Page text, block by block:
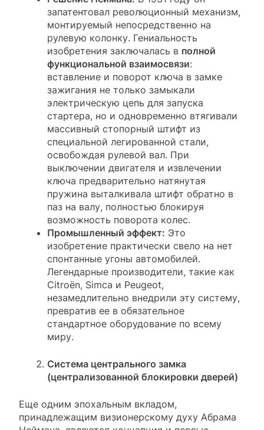
запатентовал революционный механизм,
монтируемый непосредственно на
рулевую колонку. Гениальность
изобретения заключалась в полной
функциональной взаимосвязи:
вставление и поворот ключа в замке
зажигания не только замыкали
электрическую цепь для запуска
стартера, но и одновременно втягивали
массивный стопорный штифт из
специальной легированной стали,
освобождая рулевой вал. При
выключении двигателя и извлечении
ключа предварительно натянутая
пружина выталкивала штифт обратно в
паз на валу, полностью блокируя
возможность поворота колес.
Промышленный эффект: Это
изобретение практически свело на нет
спонтанные угоны автомобилей.
Легендарные производители, такие как
Citroën, Simca и Peugeot,
незамедлительно внедрили эту систему,
превратив ее в обязательное
стандартное оборудование по всему
миру.
Система центрального замка
(централизованной блокировки дверей)
Еще одним эпохальным вкладом,
принадлежащим визионерскому духу Абрама